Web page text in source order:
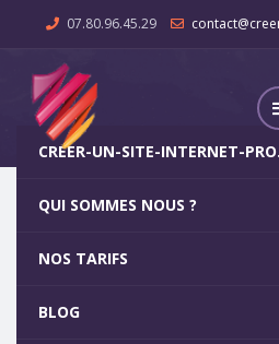
07.80.96.45.29
CREER-UN-SITE-INTERNET-
QUI SOMMES NOUS ?
NOS TARIFS
BLOG
5